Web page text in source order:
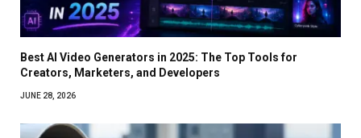
Best AI Video Generators in 2025: The Top Tools for
Creators, Marketers, and Developers
JUNE 28, 2026